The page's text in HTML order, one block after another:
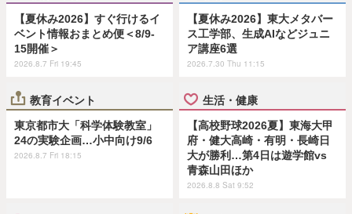
【夏休み2026】すぐ行けるイ
ベント情報おまとめ便＜8/9-
15開催＞
2026.8.7 Fri 19:45
【夏休み2026】東大メタバー
ス工学部、生成AIなどジュニ
ア講座6選
2026.7.30 Thu 11:15
教育イベント
東京都市大「科学体験教室」
24の実験企画…小中向け9/6
2026.8.7 Fri 18:15
生活・健康
【高校野球2026夏】東海大甲
府・健大高崎・有明・長崎日
大が勝利…第4日は遊学館vs
青森山田ほか
2026.8.8 Sat 9:52